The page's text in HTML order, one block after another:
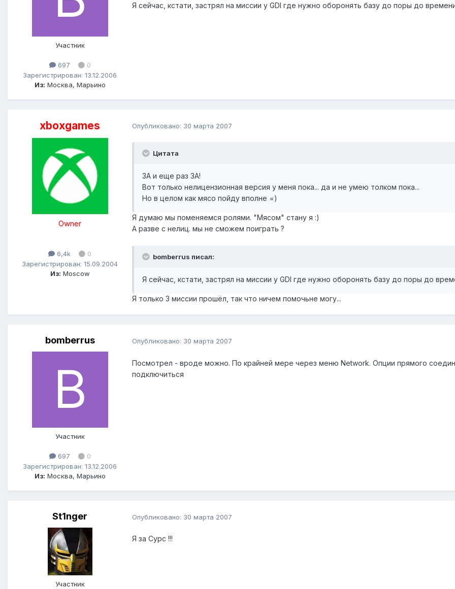
Участник
697
0
Зарегистрирован: 13.12.2006
Из: Москва, Марьино
Я сейчас, кстати, застрял на миссии у GDI где нужно оборонять базу до поры до
xboxgames
Owner
6,4k
0
Зарегистрирован: 15.09.2004
Из: Moscow
Опубликовано: 30 марта 2007
Цитата
ЗА и еще раз ЗА!
Вот только нелицензионная версия у меня пока... да и не умею толком пока...
Но в целом как мясо пойду вполне =)
Я думаю мы поменяемся ролями. "Мясом" стану я :)
А разве с нелиц. мы не сможем поиграть ?
bomberrus писал:
Я сейчас, кстати, застрял на миссии у GDI где нужно оборонять базу до поры до
Я только 3 миссии прошёл, так что ничем помочьне могу...
bomberrus
Участник
697
0
Зарегистрирован: 13.12.2006
Из: Москва, Марьино
Опубликовано: 30 марта 2007
Посмотрел - вроде можно. По крайней мере через меню Network. Опции прямого
подключиться
St1nger
Участник
Опубликовано: 30 марта 2007
Я за Сурс !!!